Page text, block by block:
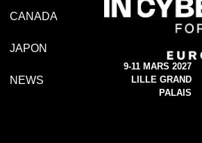
CANADA
JAPON
NEWS
9-11 MARS 2027
LILLE GRAND
PALAIS